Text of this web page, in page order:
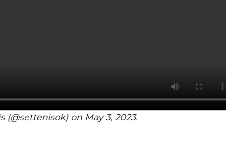
(@settenisok) on May 3, 2023.